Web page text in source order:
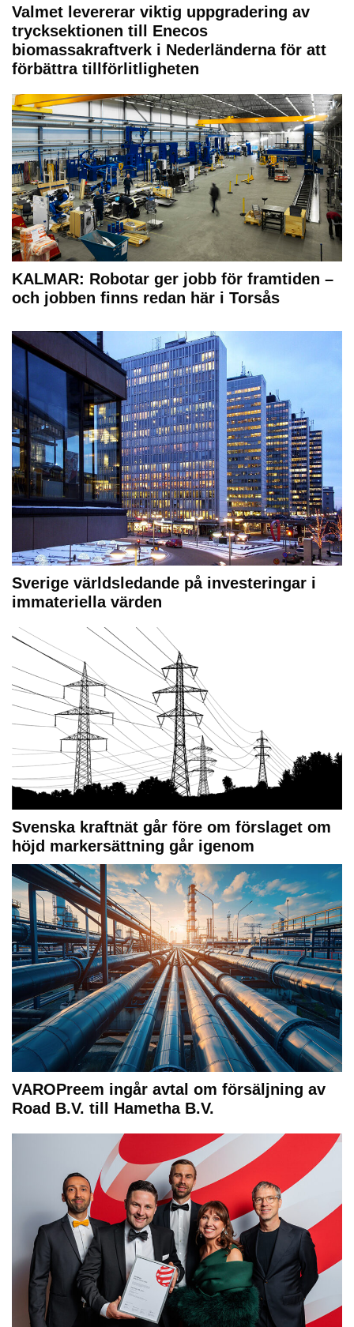
Valmet levererar viktig uppgradering av
trycksektionen till Enecos
biomassakraftverk i Nederländerna för att
förbättra tillförlitligheten
KALMAR: Robotar ger jobb för framtiden –
och jobben finns redan här i Torsås
Sverige världsledande på investeringar i
immateriella värden
Svenska kraftnät går före om förslaget om
höjd markersättning går igenom
VAROPreem ingår avtal om försäljning av
Road B.V. till Hametha B.V.